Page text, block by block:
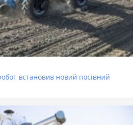
встановив новий посівний